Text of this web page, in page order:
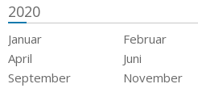
2020
Januar Februar
April
Juni
September
November